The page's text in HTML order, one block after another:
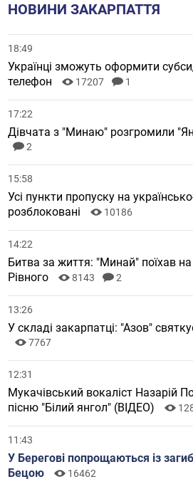
НОВИНИ ЗАКАРПАТТЯ
18:49
Українці зможуть оформити
телефон
17207 1
17:22
Дівчата з "Минаю" розгромили
2
15:58
Усі пункти пропуску на
розблоковані
10186
14:22
Битва за життя: "Минай" поїхав
Рівного
8143 2
13:26
У складі закарпатці: "Азов"
7767
12:31
Мукачівський вокаліст Назарій
пісню "Білий янгол" (ВІДЕО)
11:43
У Берегові попрощаються із
Бецою
16462